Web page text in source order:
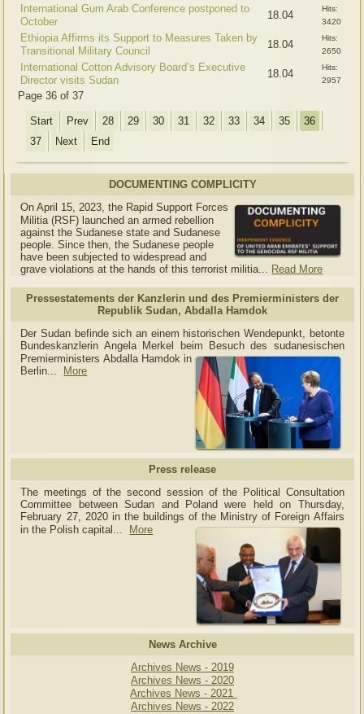
International Gum Arab Conference postponed to
October
18.04
Hits:
3420
Ethiopia Affirms its Support to Measures Taken by
Transitional Military Council
18.04
Hits:
2650
International Cotton Advisory Board’s Executive
Director visits Sudan
18.04
Hits:
2957
Page 36 of 37
Start Prev 28 29 30 31 32 33 34 35
36
37
Next End
DOCUMENTING COMPLICITY
On April 15, 2023, the Rapid Support Forces
Militia (RSF) launched an armed rebellion
against the Sudanese state and Sudanese
people. Since then, the Sudanese people
have been subjected to widespread and
grave violations at the hands of this terrorist militia... Read More
Pressestatements der Kanzlerin und des Premierministers der
Republik Sudan, Abdalla Hamdok
Der Sudan befinde sich an einem historischen Wendepunkt, betonte
Bundeskanzlerin Angela Merkel beim Besuch des sudanesischen
Premierministers Abdalla Hamdok in
Berlin...
More
Press release
The meetings of the second session of the Political Consultation
Committee between Sudan and Poland were held on Thursday,
February 27, 2020 in the buildings of the Ministry of Foreign Affairs
in the Polish capital.
More
News Archive
Archives News - 2019
Archives News - 2020
Archives News - 2021
Archives News - 2022